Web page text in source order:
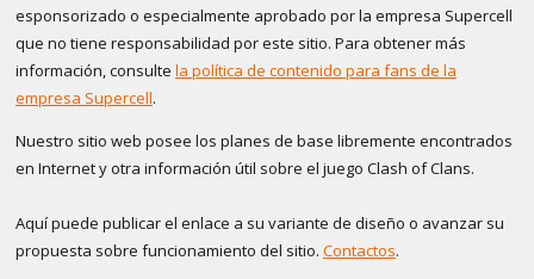
esponsorizado o especialmente aprobado por la empresa Supercell
que no tiene responsabilidad por este sitio. Para obtener más
información, consulte la política de contenido para fans de la
empresa Supercell.
Nuestro sitio web posee los planes de base libremente encontrados
en Internet y otra información útil sobre el juego Clash of Clans.
Aquí puede publicar el enlace a su variante de diseño o avanzar su
propuesta sobre funcionamiento del sitio. Contactos.